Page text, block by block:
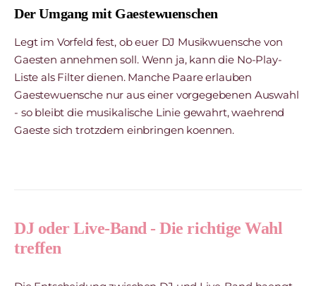
Der Umgang mit Gaestewuenschen
Legt im Vorfeld fest, ob euer DJ Musikwuensche von
Gaesten annehmen soll. Wenn ja, kann die No-Play-
Liste als Filter dienen. Manche Paare erlauben
Gaestewuensche nur aus einer vorgegebenen Auswahl
- so bleibt die musikalische Linie gewahrt, waehrend
Gaeste sich trotzdem einbringen koennen.
DJ oder Live-Band - Die richtige Wahl
treffen